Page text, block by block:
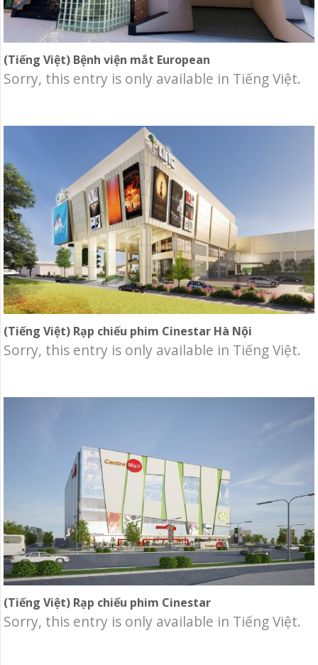
(Tiếng Việt) Bệnh viện mắt European
Sorry, this entry is only available in Tiếng Việt.
(Tiếng Việt) Rạp chiếu phim Cinestar Hà Nội
Sorry, this entry is only available in Tiếng Việt.
(Tiếng Việt) Rạp chiếu phim Cinestar
Sorry, this entry is only available in Tiếng Việt.